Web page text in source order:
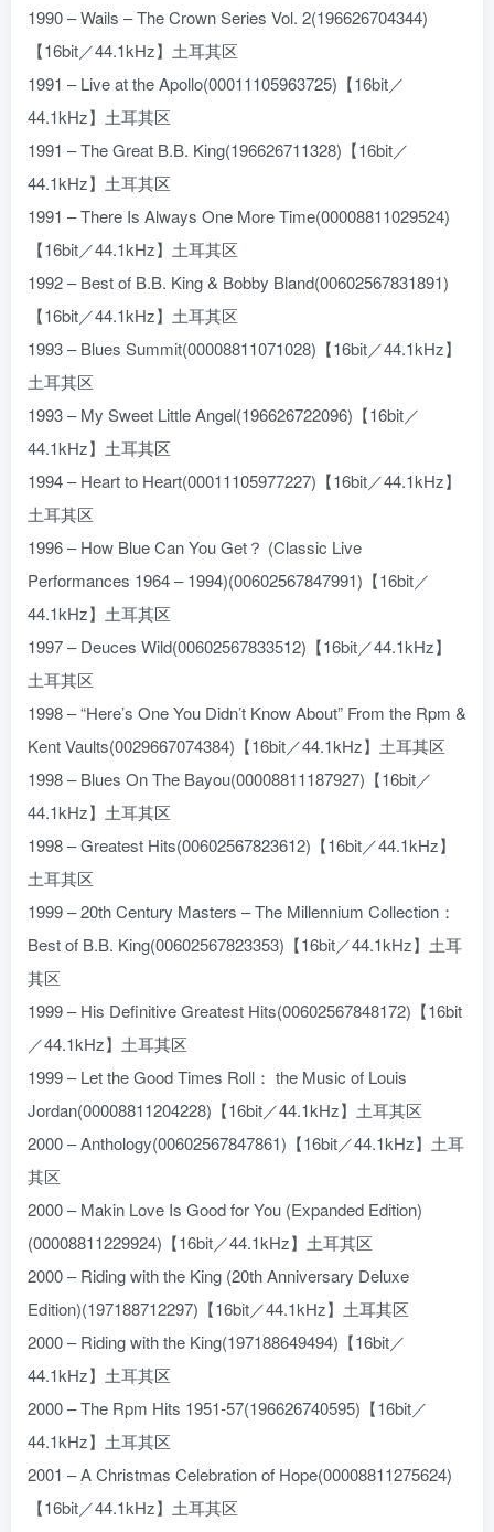
1990 – Wails – The Crown Series Vol. 2(196626704344)
【16bit／44.1kHz】土耳其区
1991 – Live at the Apollo(00011105963725)【16bit／
44.1kHz】土耳其区
1991 – The Great B.B. King(196626711328)【16bit／
44.1kHz】土耳其区
1991 – There Is Always One More Time(00008811029524)
【16bit／44.1kHz】土耳其区
1992 – Best of B.B. King & Bobby Bland(00602567831891)
【16bit／44.1kHz】土耳其区
1993 – Blues Summit(00008811071028)【16bit／44.1kHz】
土耳其区
1993 – My Sweet Little Angel(196626722096)【16bit／
44.1kHz】土耳其区
1994 – Heart to Heart(00011105977227)【16bit／44.1kHz】
土耳其区
1996 – How Blue Can You Get？ (Classic Live
Performances 1964 – 1994)(00602567847991)【16bit／
44.1kHz】土耳其区
1997 – Deuces Wild(00602567833512)【16bit／44.1kHz】
土耳其区
1998 – “Here’s One You Didn’t Know About” From the Rpm &
Kent Vaults(0029667074384)【16bit／44.1kHz】土耳其区
1998 – Blues On The Bayou(00008811187927)【16bit／
44.1kHz】土耳其区
1998 – Greatest Hits(00602567823612)【16bit／44.1kHz】
土耳其区
1999 – 20th Century Masters – The Millennium Collection：
Best of B.B. King(00602567823353)【16bit／44.1kHz】土耳
其区
1999 – His Definitive Greatest Hits(00602567848172)【16bit
／44.1kHz】土耳其区
1999 – Let the Good Times Roll： the Music of Louis
Jordan(00008811204228)【16bit／44.1kHz】土耳其区
2000 – Anthology(00602567847861)【16bit／44.1kHz】土耳
其区
2000 – Makin Love Is Good for You (Expanded Edition)
(00008811229924)【16bit／44.1kHz】土耳其区
2000 – Riding with the King (20th Anniversary Deluxe
Edition)(197188712297)【16bit／44.1kHz】土耳其区
2000 – Riding with the King(197188649494)【16bit／
44.1kHz】土耳其区
2000 – The Rpm Hits 1951-57(196626740595)【16bit／
44.1kHz】土耳其区
2001 – A Christmas Celebration of Hope(00008811275624)
【16bit／44.1kHz】土耳其区